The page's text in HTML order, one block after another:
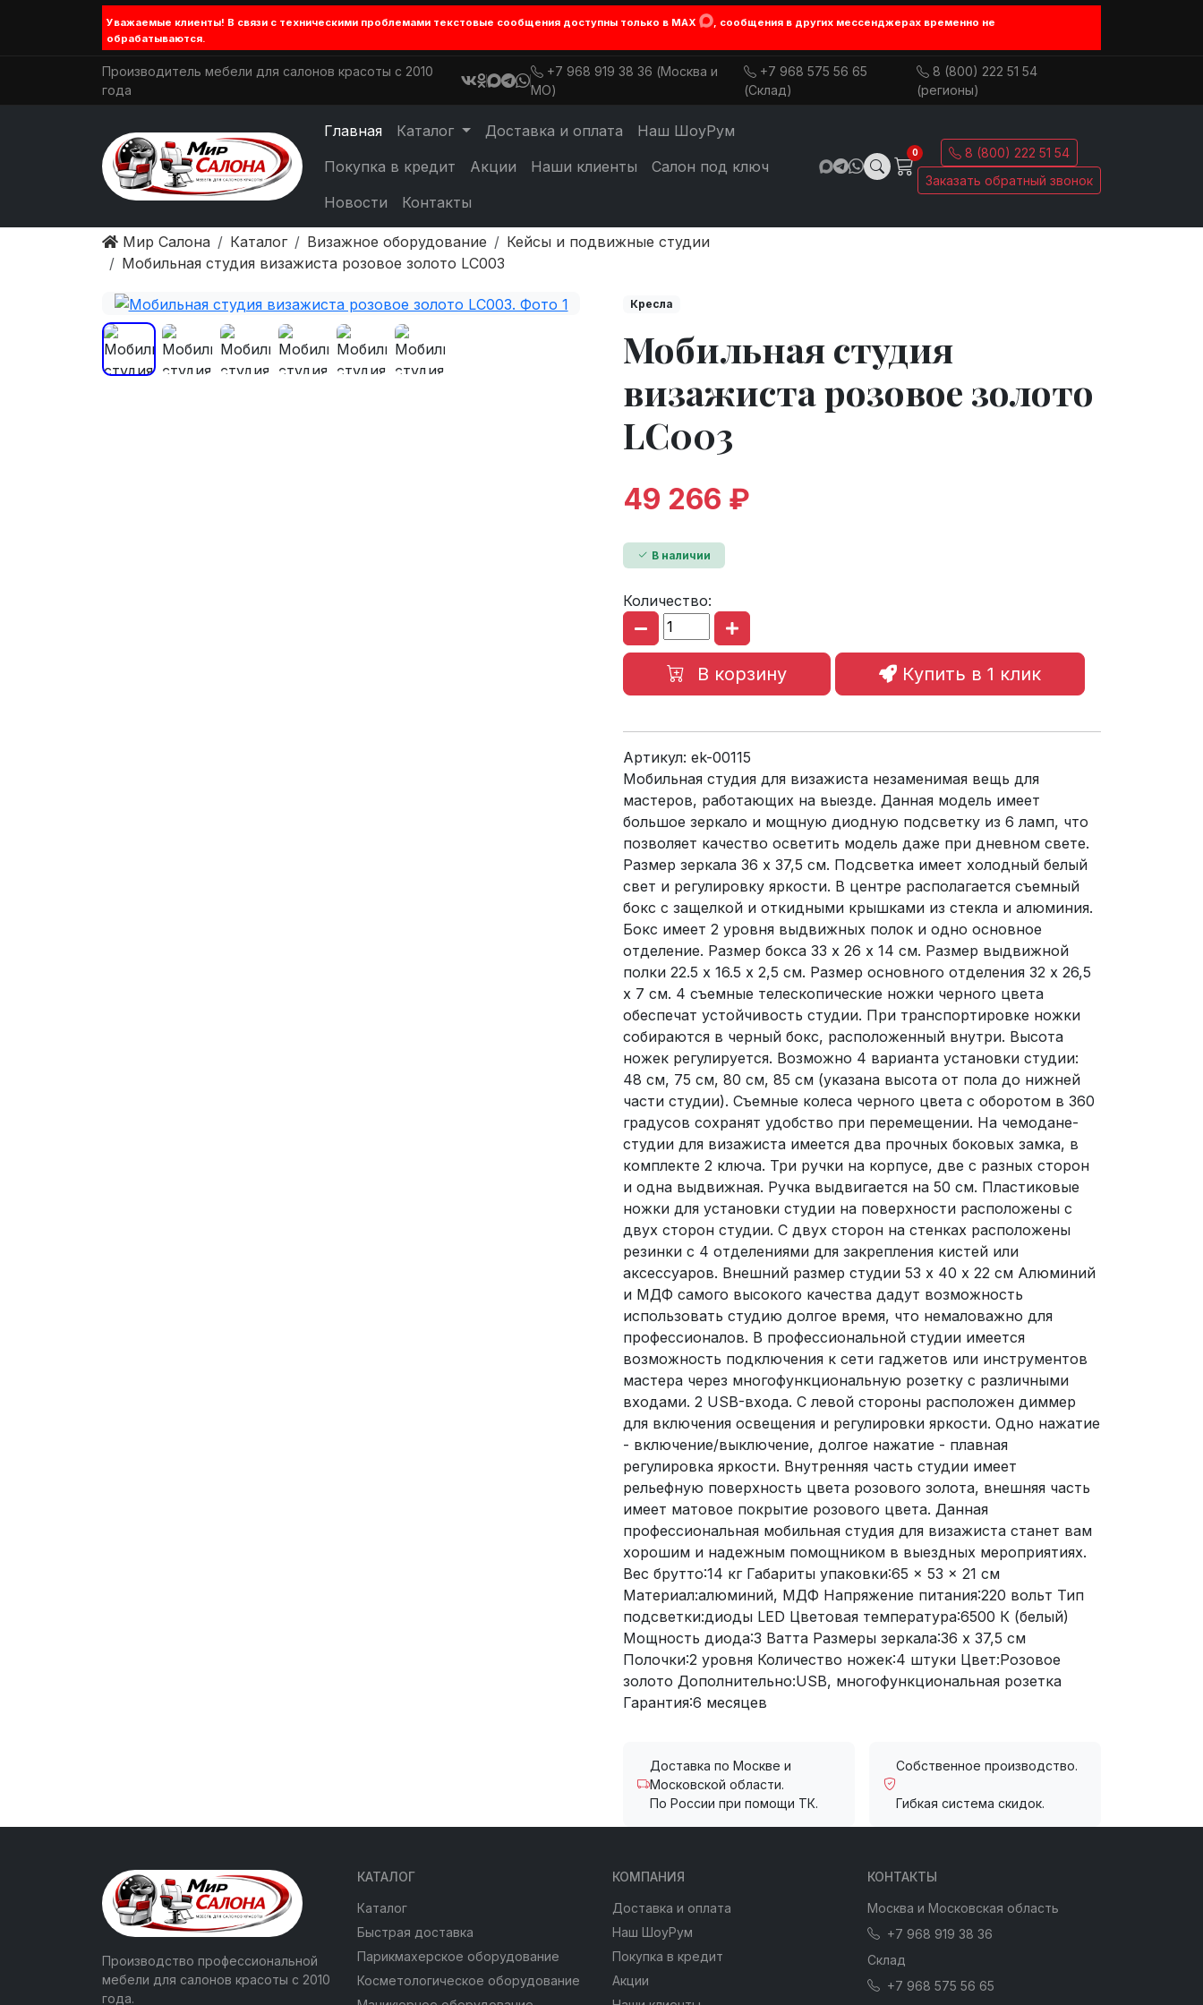
Уважаемые клиенты! В связи с техническими проблемами текстовые сообщения доступны только в MAX
, сообщения в других мессенджерах временно не
обрабатываются.
Производитель мебели для салонов красоты с 2010
года
+7 968 919 38 36 (Москва и
МО)
+7 968 575 56 65
(Склад)
8 (800) 222 51 54
(регионы)
Главная Каталог Доставка и оплата
Наш ШоуРум
Покупка в кредит
Акции Наши клиенты
Салон под ключ
Новости
Контакты
0
8 (800) 222 51 54
Заказать обратный звонок
Мир Салона Каталог Визажное оборудование
Кейсы и подвижные студии
Мобильная студия визажиста розовое золото LC003
Кресла
Мобильная студия
визажиста розовое золото
LC003
49 266 ₽
В наличии
Количество:
В корзину Купить в 1 клик
Артикул: ek-00115
Мобильная студия для визажиста незаменимая вещь для
мастеров, работающих на выезде. Данная модель имеет
большое зеркало и мощную диодную подсветку из 6 ламп, что
позволяет качество осветить модель даже при дневном свете.
Размер зеркала 36 х 37,5 см. Подсветка имеет холодный белый
свет и регулировку яркости. В центре располагается съемный
бокс с защелкой и откидными крышками из стекла и алюминия.
Бокс имеет 2 уровня выдвижных полок и одно основное
отделение. Размер бокса 33 х 26 х 14 см. Размер выдвижной
полки 22.5 х 16.5 х 2,5 см. Размер основного отделения 32 х 26,5
х 7 см. 4 съемные телескопические ножки черного цвета
обеспечат устойчивость студии. При транспортировке ножки
собираются в черный бокс, расположенный внутри. Высота
ножек регулируется. Возможно 4 варианта установки студии:
48 см, 75 см, 80 см, 85 см (указана высота от пола до нижней
части студии). Съемные колеса черного цвета с оборотом в 360
градусов сохранят удобство при перемещении. На чемодане-
студии для визажиста имеется два прочных боковых замка, в
комплекте 2 ключа. Три ручки на корпусе, две с разных сторон
и одна выдвижная. Ручка выдвигается на 50 см. Пластиковые
ножки для установки студии на поверхности расположены с
двух сторон студии. С двух сторон на стенках расположены
резинки с 4 отделениями для закрепления кистей или
аксессуаров. Внешний размер студии 53 х 40 х 22 см Алюминий
и МДФ самого высокого качества дадут возможность
использовать студию долгое время, что немаловажно для
профессионалов. В профессиональной студии имеется
возможность подключения к сети гаджетов или инструментов
мастера через многофункциональную розетку с различными
входами. 2 USB-входа. С левой стороны расположен диммер
для включения освещения и регулировки яркости. Одно нажатие
- включение/выключение, долгое нажатие - плавная
регулировка яркости. Внутренняя часть студии имеет
рельефную поверхность цвета розового золота, внешняя часть
имеет матовое покрытие розового цвета. Данная
профессиональная мобильная студия для визажиста станет вам
хорошим и надежным помощником в выездных мероприятиях.
Вес брутто:14 кг Габариты упаковки:65 × 53 × 21 cм
Материал:алюминий, МДФ Напряжение питания:220 вольт Тип
подсветки:диоды LED Цветовая температура:6500 К (белый)
Мощность диода:3 Ватта Размеры зеркала:36 х 37,5 см
Полочки:2 уровня Количество ножек:4 штуки Цвет:Розовое
золото Дополнительно:USB, многофункциональная розетка
Гарантия:6 месяцев
Доставка по Москве и
Московской области.
По России при помощи ТК.
Собственное производство.
Гибкая система скидок.
Производство профессиональной
мебели для салонов красоты с 2010
года.
КАТАЛОГ
Каталог
Быстрая доставка
Парикмахерское оборудование
Косметологическое оборудование
КОМПАНИЯ
Доставка и оплата
Наш ШоуРум
Покупка в кредит
Акции
КОНТАКТЫ
Москва и Московская область
+7 968 919 38 36
Склад
+7 968 575 56 65